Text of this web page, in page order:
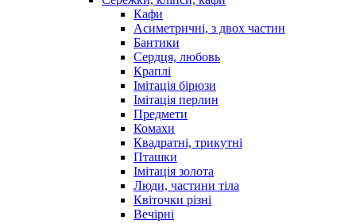
Кафи
Асиметричні, з двох частин
Бантики
Сердця, любовь
Краплі
Імітація бірюзи
Імітація перлин
Предмети
Комахи
Квадратні, трикутні
Пташки
Імітація золота
Люди, частини тіла
Квіточки різні
Вечірні